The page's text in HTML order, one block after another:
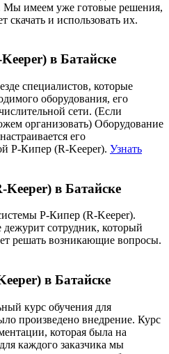
Мы имеем уже готовые решения,
скачать и использовать их.
в Батайске
специалистов, которые
оборудования, его
сети. (Если
организовать) Оборудование
его
Р-Кипер (R-Keeper). Узнать
в Батайске
Р-Кипер (R-Keeper).
сотрудник, который
решать возникающие вопросы.
в Батайске
курс обучения для
произведено внедрение. Курс
которая была на
каждого заказчика мы